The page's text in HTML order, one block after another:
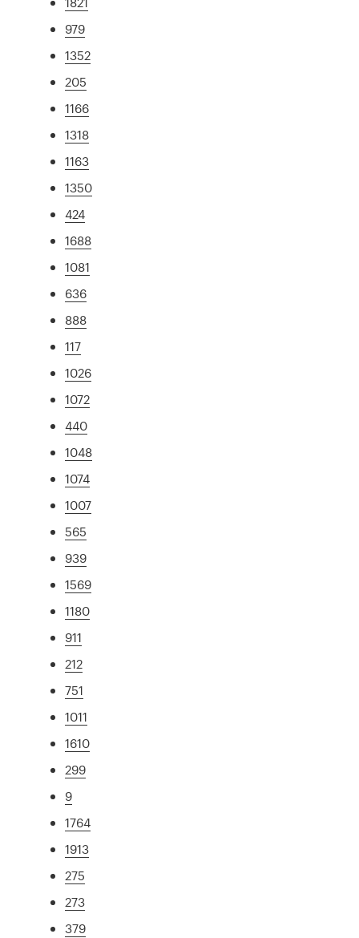
979
1352
205
1166
1318
1163
1350
424
1688
1081
636
888
117
1026
1072
440
1048
1074
1007
565
939
1569
1180
911
212
751
1011
1610
299
9
1764
1913
275
273
379